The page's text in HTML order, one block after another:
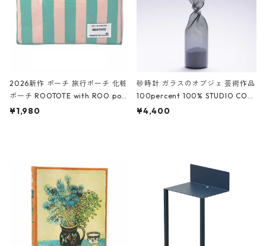
2026新作 ポーチ 旅行ポーチ 化粧
ポーチ ROOTOTE with ROO pou
ch 3532 ルートート WR.ポーチ.ラ
¥1,980
砂時計 ガラスのオブジェ 芸術作品
100percent 100% STUDIO COH
AKU Timeless 100パーセント ス
¥4,400